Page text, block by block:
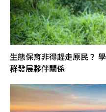
生態保育非得趕走原民？
群發展夥伴關係